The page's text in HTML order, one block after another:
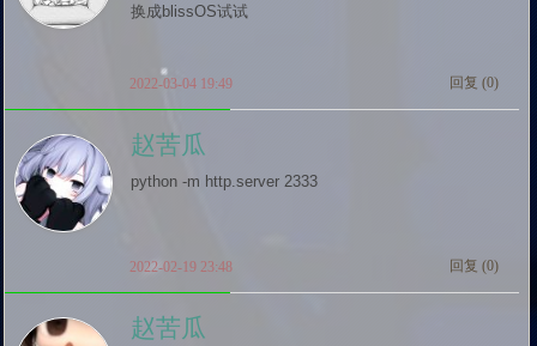
换成blissOS试试
回复 (0)
2022-03-04 19:49
赵苦瓜
python -m http.server 2333
回复 (0)
2022-02-19 23:48
赵苦瓜